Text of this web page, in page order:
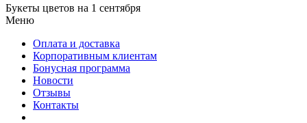
Букеты цветов на 1 сентября
Меню
Оплата и доставка
Корпоративным клиентам
Бонусная программа
Новости
Отзывы
Контакты